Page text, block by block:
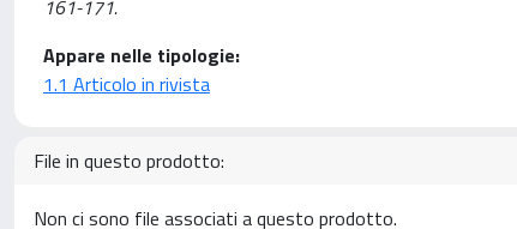
161-171.
Appare nelle tipologie:
1.1 Articolo in rivista
File in questo prodotto:
Non ci sono file associati a questo prodotto.